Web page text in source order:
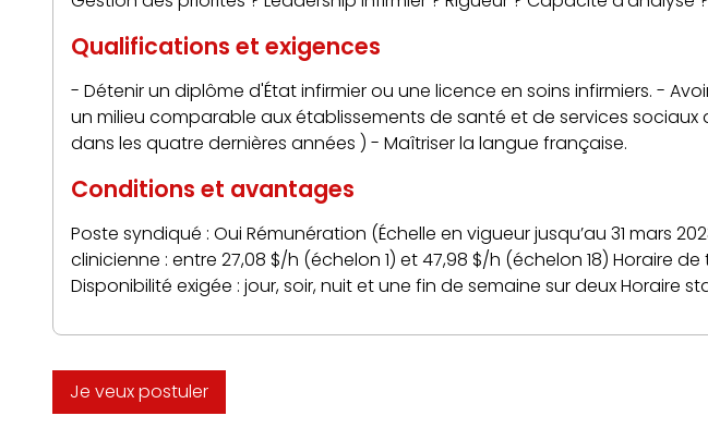
Qualifications et exigences
- Détenir un diplôme d'État infirmier ou une licence en soins infirmiers. -
un milieu comparable aux établissements de santé et de services
dans les quatre dernières années ) - Maîtriser la langue française.
Conditions et avantages
Poste syndiqué : Oui Rémunération (Échelle en vigueur jusqu’au 31 mars
clinicienne : entre 27,08 $/h (échelon 1) et 47,98 $/h (échelon 18) Horaire
Disponibilité exigée : jour, soir, nuit et une fin de semaine sur deux Horaire
Je veux postuler